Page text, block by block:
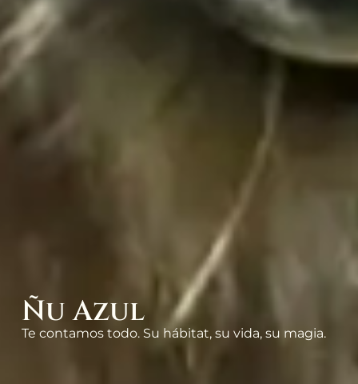
Ñu Azul
Te contamos todo. Su hábitat, su vida, su magia.